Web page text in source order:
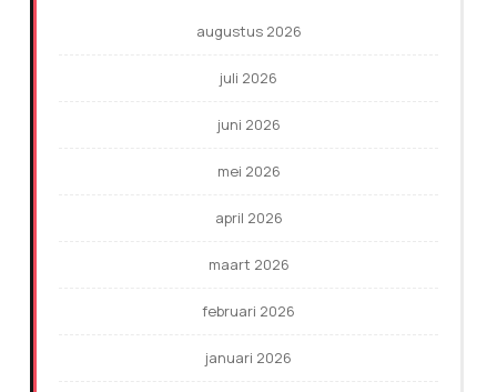
augustus 2026
juli 2026
juni 2026
mei 2026
april 2026
maart 2026
februari 2026
januari 2026